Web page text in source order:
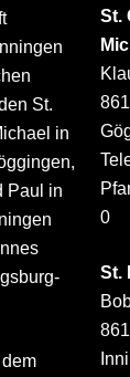
St.
in
Paul in
St.
0
St.